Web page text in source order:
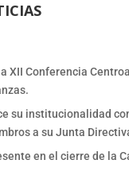
XII Conferencia
su institucionalidad
a su Junta
en el cierre de la